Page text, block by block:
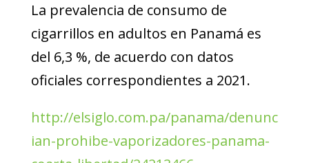
La prevalencia de consumo de
cigarrillos en adultos en Panamá es
del 6,3 %, de acuerdo con datos
oficiales correspondientes a 2021.
http://elsiglo.com.pa/panama/denunc
ian-prohibe-vaporizadores-panama-